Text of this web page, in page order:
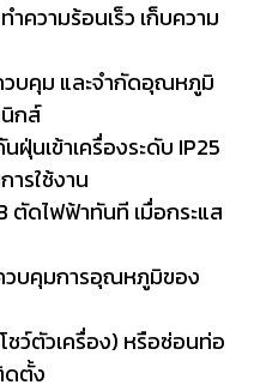
วามร้อนเร็ว เก็บความ
บคุม และจำกัดอุณหภูมิ
กส์
นเข้าเครื่องระดับ IP25
รใช้งาน
ตัดไฟฟ้าทันที เมื่อกระแส
วบคุมการอุณหภูมิของ
ว์ตัวเครื่อง) หรือซ่อนท่อ
ดตั้ง